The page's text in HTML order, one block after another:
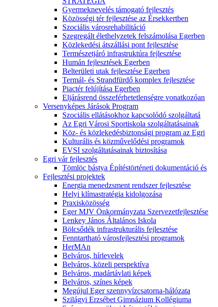
Gyermeknevelés támogató fejlesztés
Közösségi tér fejlesztése az Érsekkertben
Szociális városrehabilitáció
Szegregált élethelyzetek felszámolása Egerben
Közlekedési átszállási pont fejlesztése
Természetjáró infrastruktúra fejlesztése
Humán fejlesztések Egerben
Belterületi utak fejlesztése Egerben
Termál- és Strandfürdő komplex fejlesztése
Piactér felújítása Egerben
Eljárásrend összeférhetetlenségre vonatkozóan
Versenyképes Járások Program
Szociális ellátásokhoz kapcsolódó szolgáltatá
Az Egri Városi Sportiskola szolgáltatásainak
Köz- és közlekedésbiztonsági program az Egri
Kulturális és közművelődési programok
EVSI szolgáltatásainak biztosítása
Egri vár fejlesztés
Tömlöc bástya Építéstörténeti dokumentáció és
Fejlesztési projektek
Energia menedzsment rendszer fejlesztése
Helyi klímastratégia kidolgozása
Praxisközösség
Eger MJV Önkormányzata Szervezetfejlesztése
Lenkey János Általános Iskola
Bölcsődék infrastrukturális fejlesztése
Fenntartható városfejlesztési programok
HerMAn
Belváros, hírlevelek
Belváros, közeli perspektíva
Belváros, madártávlati képek
Belváros, színes képek
Megújul Eger szennyvízcsatorna-hálózata
Szilágyi Erzsébet Gimnázium Kollégiuma